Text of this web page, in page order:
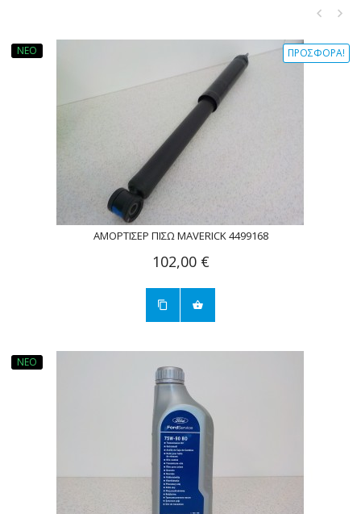
ΝΈΟ ΠΡΟΣΦΟΡΆ!
ΑΜΟΡΤΙΣΈΡ ΠΊΣΩ MAVERICK 4499168
102,00 €
ΝΈΟ